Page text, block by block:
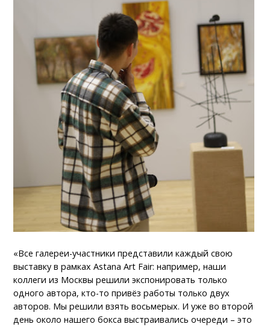
«Все галереи-участники представили каждый свою
выставку в рамках Astana Art Fair: например, наши
коллеги из Москвы решили экспонировать только
одного автора, кто-то привёз работы только двух
авторов. Мы решили взять восьмерых. И уже во второй
день около нашего бокса выстраивались очереди – это